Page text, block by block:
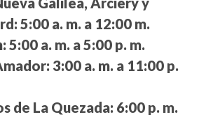
5:00 a. m. a 12:00 m.
5:00 a. m. a 5:00 p. m.
3:00 a. m. a 11:00 p.
de La Quezada: 6:00 p. m.